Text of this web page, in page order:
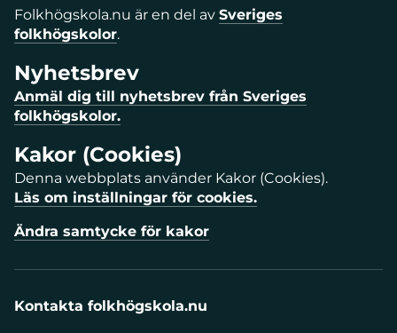
Folkhögskola.nu är en del av Sveriges
folkhögskolor.
Nyhetsbrev
Anmäl dig till nyhetsbrev från Sveriges
folkhögskolor.
Kakor (Cookies)
Denna webbplats använder Kakor (Cookies).
Läs om inställningar för cookies.
Ändra samtycke för kakor
Kontakta folkhögskola.nu